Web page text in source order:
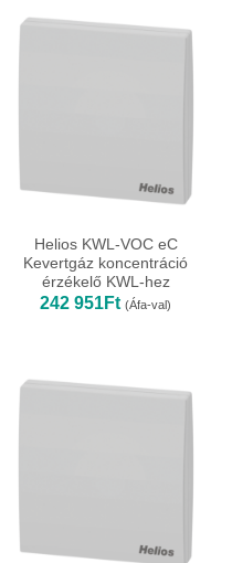
Helios KWL-VOC eC
Kevertgáz koncentráció
érzékelő KWL-hez
242 951Ft (Áfa-val)